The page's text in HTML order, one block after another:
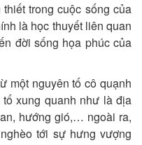
trong cuộc sống của
là học thuyết liên quan
đời sống họa phúc của
một nguyên tố cô quạnh
xung quanh như là địa
hướng gió,… ngoài ra,
tới sự hưng vượng